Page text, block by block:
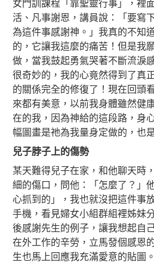
女門訓課程「靠聖靈行事」，裡
活、凡事謝恩，講員說：「要寫
為這件事感謝神。」我真的不知
的，它讓我這麼的痛苦！但是我
做，當我鼓起勇氣哭著不斷流淚
很奇妙的，我的心竟然得到了真
的關係完全的修復了！現在回頭
來都有美意，以前我身體雖然健
在的我，因為神給的這段路，身
幅圖畫是祂為我量身定做的，也
兒子脖子上的傷勢
某天難得兒子在家，和他聊天時
細的傷口，問他：「怎麼了？」
心抓到的」，我也就沒把這件事
手機，看見婦女小組群組裡姊妹
後感謝先生的例子，讓我想起自
在外工作的辛勞，立馬發個感恩
生也馬上回應我充滿愛意的貼圖